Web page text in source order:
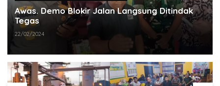
Awas. Demo Blokir Jalan Langsung Ditindak
Tegas
22/02/2024